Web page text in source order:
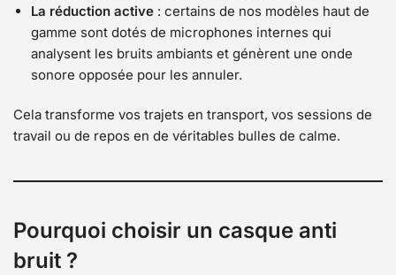
La réduction active : certains de nos modèles haut de
gamme sont dotés de microphones internes qui
analysent les bruits ambiants et génèrent une onde
sonore opposée pour les annuler.
Cela transforme vos trajets en transport, vos sessions de
travail ou de repos en de véritables bulles de calme.
Pourquoi choisir un casque anti
bruit ?